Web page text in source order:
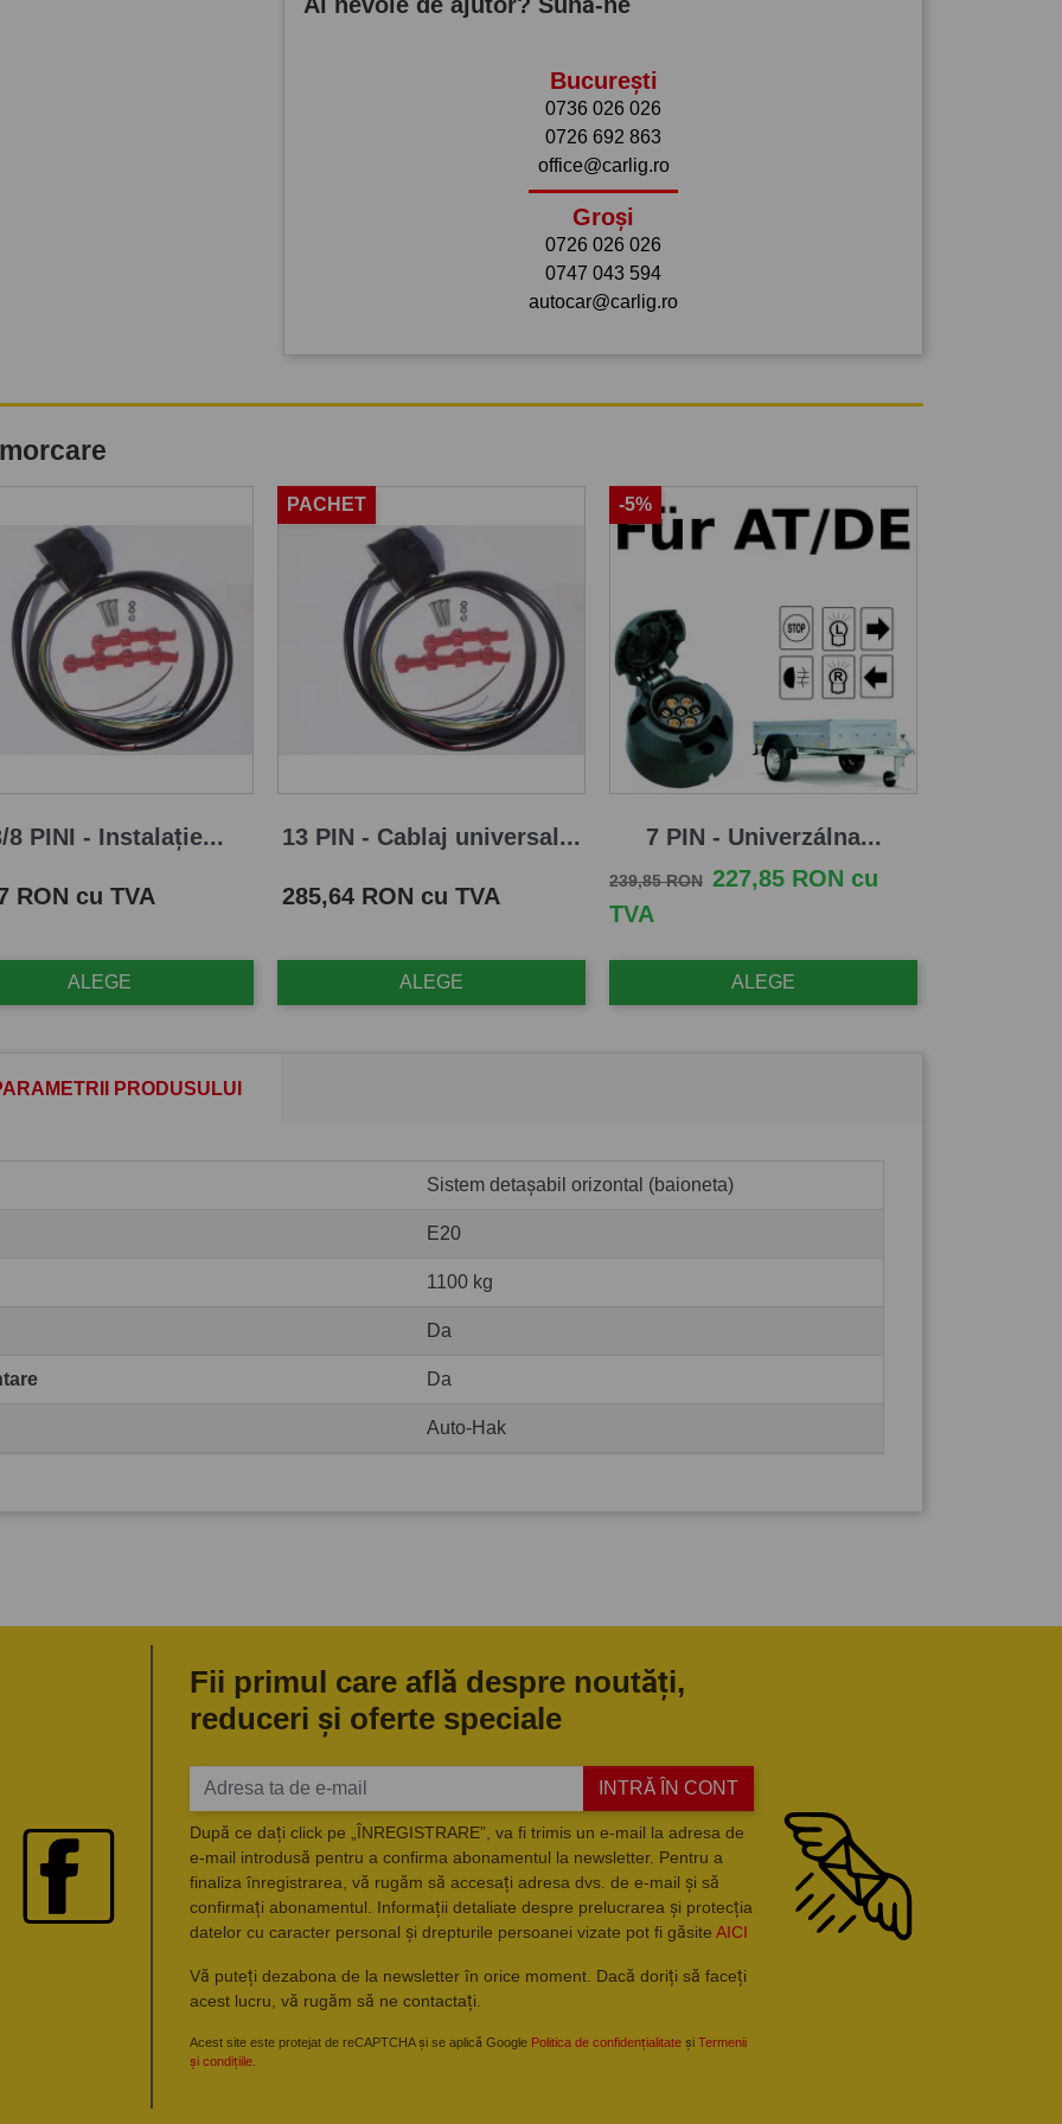
București
0736 026 026
0726 692 863
office@carlig.ro
Groși
0726 026 026
0747 043 594
autocar@carlig.ro
8 PINI - Instalație...
RON cu TVA
ALEGE
13 PIN - Cablaj universal...
Pret
285,64 RON cu TVA
ALEGE
PACHET
7 PIN - Univerzálna...
Pret de baza
239,85 RON Pret
227,85 RON cu
TVA
ALEGE
-5%
PRODUSULUI
Sistem detașabil orizontal (baioneta)
E20
1100 kg
Da
Da
Auto-Hak
Fii primul care află despre noutăți,
reduceri și oferte speciale
INTRĂ ÎN CONT
După ce dați click pe „ÎNREGISTRARE”, va fi trimis un e-mail la adresa de
e-mail introdusă pentru a confirma abonamentul la newsletter. Pentru a
finaliza înregistrarea, vă rugăm să accesați adresa dvs. de e-mail și să
confirmați abonamentul. Informații detaliate despre prelucrarea și protecția
datelor cu caracter personal și drepturile persoanei vizate pot fi găsite AICI
Vă puteți dezabona de la newsletter în orice moment. Dacă doriți să faceți
acest lucru, vă rugăm să ne contactați.
Acest site este protejat de reCAPTCHA și se aplică Google Politica de confidențialitate și Termenii
și condițiile